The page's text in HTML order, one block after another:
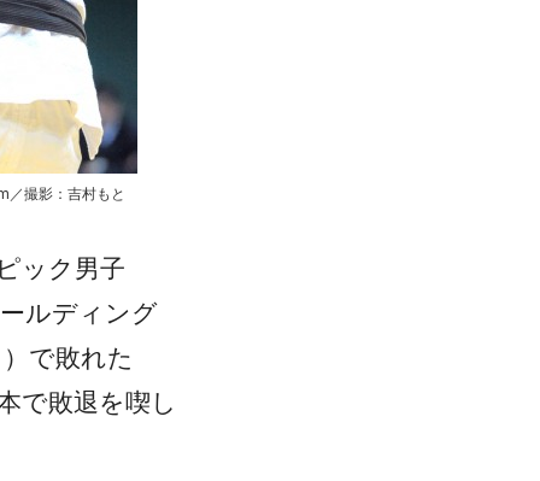
撮影：吉村もと
ック男子
ルディング
で敗れた
で敗退を喫し